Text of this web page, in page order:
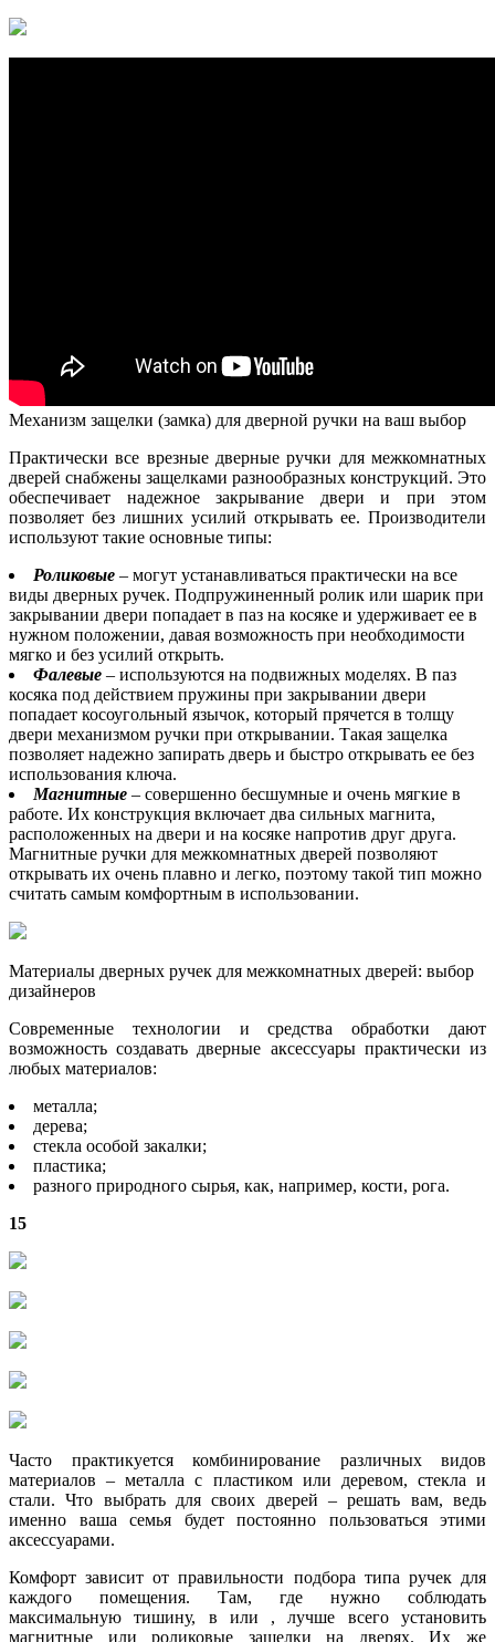
Механизм защелки (замка) для дверной ручки на ваш выбор
Практически все врезные дверные ручки для межкомнатных
дверей снабжены защелками разнообразных конструкций. Это
обеспечивает надежное закрывание двери и при этом
позволяет без лишних усилий открывать ее. Производители
используют такие основные типы:
Роликовые – могут устанавливаться практически на все
виды дверных ручек. Подпружиненный ролик или шарик при
закрывании двери попадает в паз на косяке и удерживает ее в
нужном положении, давая возможность при необходимости
мягко и без усилий открыть.
Фалевые – используются на подвижных моделях. В паз
косяка под действием пружины при закрывании двери
попадает косоугольный язычок, который прячется в толщу
двери механизмом ручки при открывании. Такая защелка
позволяет надежно запирать дверь и быстро открывать ее без
использования ключа.
Магнитные – совершенно бесшумные и очень мягкие в
работе. Их конструкция включает два сильных магнита,
расположенных на двери и на косяке напротив друг друга.
Магнитные ручки для межкомнатных дверей позволяют
открывать их очень плавно и легко, поэтому такой тип можно
считать самым комфортным в использовании.
Материалы дверных ручек для межкомнатных дверей: выбор
дизайнеров
Современные технологии и средства обработки дают
возможность создавать дверные аксессуары практически из
любых материалов:
металла;
дерева;
стекла особой закалки;
пластика;
разного природного сырья, как, например, кости, рога.
15
Часто практикуется комбинирование различных видов
материалов – металла с пластиком или деревом, стекла и
стали. Что выбрать для своих дверей – решать вам, ведь
именно ваша семья будет постоянно пользоваться этими
аксессуарами.
Комфорт зависит от правильности подбора типа ручек для
каждого помещения. Там, где нужно соблюдать
максимальную тишину, в или , лучше всего установить
магнитные или роликовые защелки на дверях. Их же